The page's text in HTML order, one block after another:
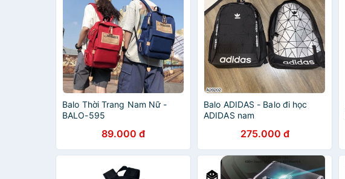
Balo Thời Trang Nam Nữ -
BALO-595
89.000 đ
Balo ADIDAS - Balo đi học
ADIDAS nam
275.000 đ